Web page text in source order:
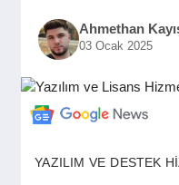
GÜNDEM
SIYASET
Ahmethan
03 Ocak 2025
YAZILIM VE DESTEK